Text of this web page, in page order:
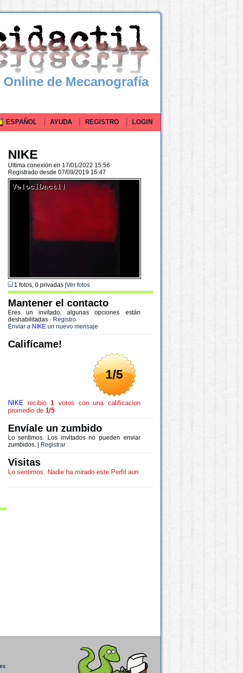
de Mecanografía
AYUDA REGISTRO LOGIN
NIKE
Ultima conexión en 17/01/2022 15:56
Registrado desde 07/09/2019 15:47
1 fotos, 0 privadas | Ver fotos
Mantener el contacto
Eres un invitado, algunas opciones están
deshabilitadas · Registro
Enviar a NIKEun nuevo mensaje
Califícame!
1/5
NIKErecibio1 votos con una calificacion
promedio de 1/5
Envíale un zumbido
Lo sentimos. Los invitados no pueden enviar
zumbidos. |
Registrar
Visitas
Lo sentimos. Nadie ha mirado este Perfil aun